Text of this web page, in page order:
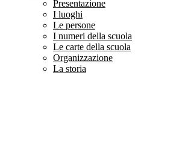
Presentazione
I luoghi
Le persone
I numeri della scuola
Le carte della scuola
Organizzazione
La storia